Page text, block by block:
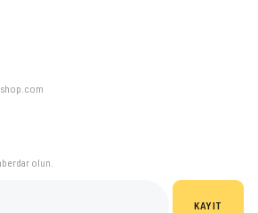
olun.
KAYIT